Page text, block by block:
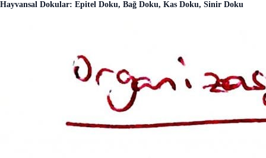
Hayvansal Dokular: Epitel Doku, Bağ Doku, Kas Doku, Sinir Doku